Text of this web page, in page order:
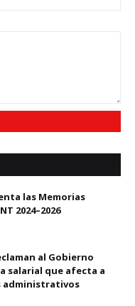
las Memorias
2024–2026
al Gobierno
salarial que afecta a
administrativos